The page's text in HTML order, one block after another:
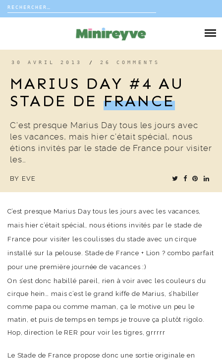
Rechercher :
DÉCO
COUP DE COEUR
30 AVRIL 2013 / 26 COMMENTS
MARIUS DAY #4 AU
STADE DE FRANCE
C’est presque Marius Day tous les jours avec
les vacances, mais hier c’était spécial, nous
étions invités par le stade de France pour visiter
les…
BY EVE
C’est presque Marius Day tous les jours avec les vacances,
mais hier c’était spécial, nous étions invités par le stade de
France pour visiter les coulisses du stade avec un cirque
installé sur la pelouse. Stade de France + Lion ? combo parfait
pour une première journée de vacances :)
On s’est donc habillé pareil, rien à voir avec les couleurs du
cirque hein… mais c’est le grand kiffe de Marius, s’habiller
comme papa ou comme maman, ça le motive un peu le
matin, et puis de temps en temps je trouve ça plutôt rigolo.
Hop, direction le RER pour voir les tigres, grrrrr
Le Stade de France propose donc une sortie originale en